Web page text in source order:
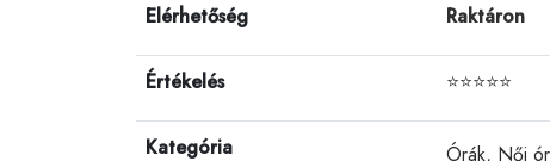
Elérhetőség Raktáron
Értékelés ⭐⭐⭐⭐⭐
Kategória Órák, Női